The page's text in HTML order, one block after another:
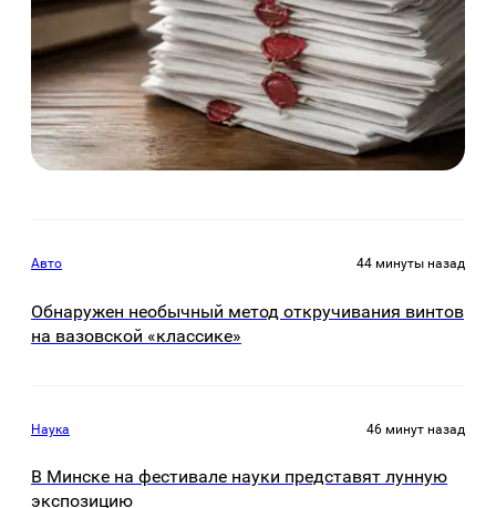
Авто 44 минуты назад
Обнаружен необычный метод откручивания винтов
на вазовской «классике»
Наука 46 минут назад
В Минске на фестивале науки представят лунную
экспозицию